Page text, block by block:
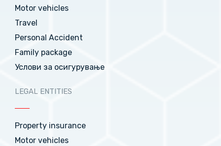
Motor vehicles
Travel
Personal Accident
Family package
Услови за осигурување
LEGAL ENTITIES
Property insurance
Motor vehicles